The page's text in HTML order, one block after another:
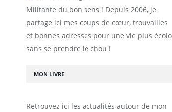
Militante du bon sens ! Depuis 2006, je
partage ici mes coups de cœur, trouvailles
et bonnes adresses pour une vie plus écolo
sans se prendre le chou !
MON LIVRE
Retrouvez ici les actualités autour de mon